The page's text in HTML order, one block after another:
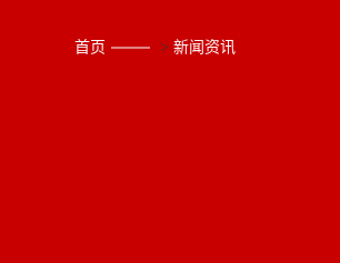
首页 >新闻资讯